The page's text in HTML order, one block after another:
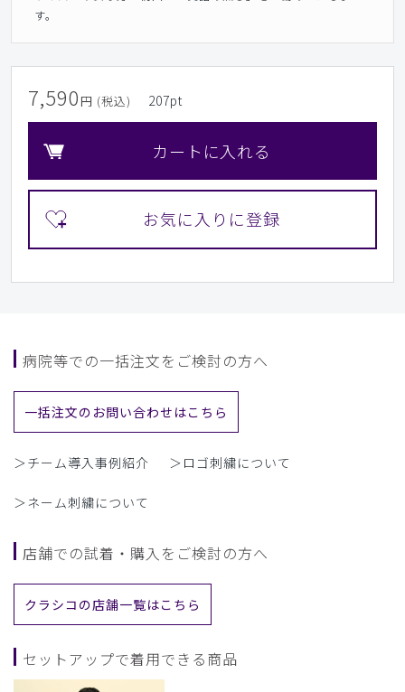
す。
7,590 円 (税込) 207pt
カートに入れる
病院等での一括注文をご検討の方へ
一括注文のお問い合わせはこちら
＞チーム導入事例紹介 ＞ロゴ刺繍について
＞ネーム刺繍について
店舗での試着・購入をご検討の方へ
クラシコの店舗一覧はこちら
セットアップで着用できる商品